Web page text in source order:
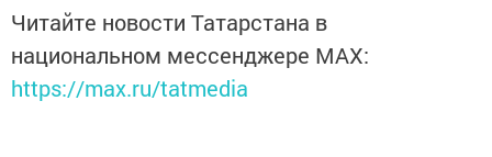
Читайте новости Татарстана в
национальном мессенджере MАХ:
https://max.ru/tatmedia